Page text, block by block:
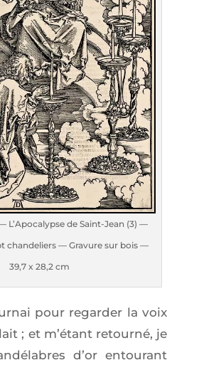
L’A­po­ca­lypse de Saint-Jean (3) —
chan­de­liers — Gra­vure sur bois —
39,7 x 28,2 cm
pour regar­der la voix
; et m’é­tant retour­né, je
d’or entou­rant